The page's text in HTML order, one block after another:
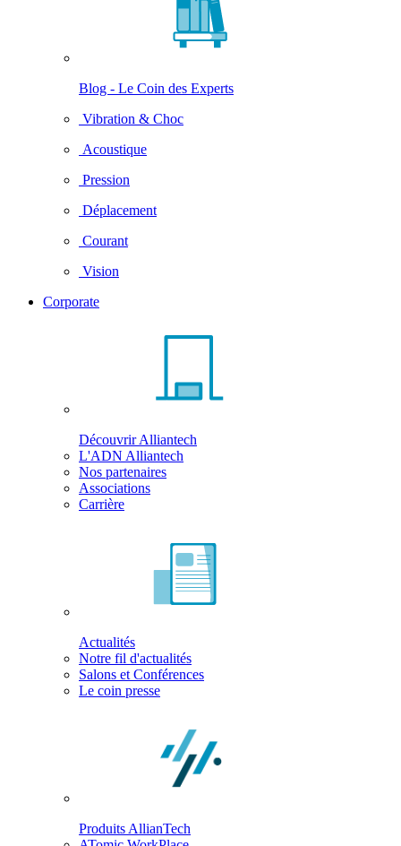
Blog - Le Coin des Experts
Vibration & Choc
Acoustique
Pression
Déplacement
Courant
Vision
Corporate
Découvrir Alliantech
L'ADN Alliantech
Nos partenaires
Associations
Carrière
Actualités
Notre fil d'actualités
Salons et Conférences
Le coin presse
Produits AllianTech